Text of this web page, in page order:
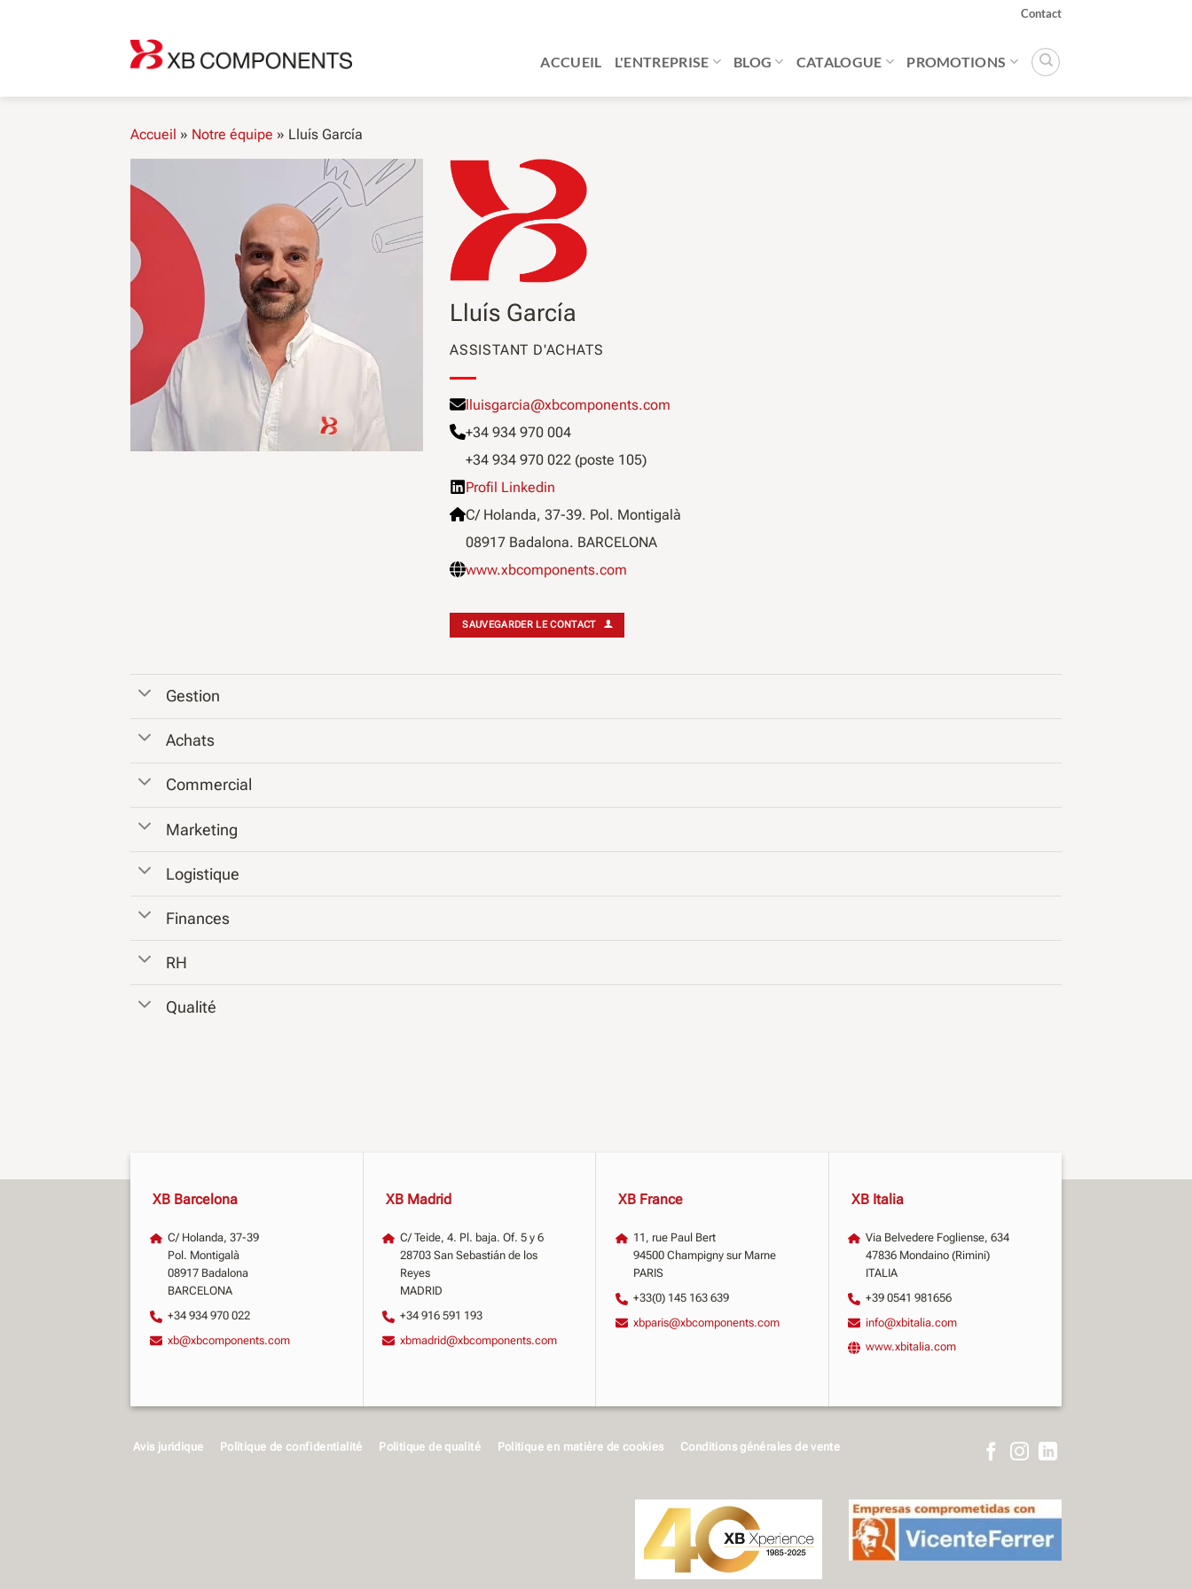
Contact
ACCUEIL L'ENTREPRISE BLOG CATALOGUE PROMOTIONS
Accueil » Notre équipe » Lluís García
Lluís García
ASSISTANT D'ACHATS
lluisgarcia@xbcomponents.com
+34 934 970 004
+34 934 970 022 (poste 105)
Profil Linkedin
C/ Holanda, 37-39. Pol. Montigalà
08917 Badalona. BARCELONA
www.xbcomponents.com
SAUVEGARDER LE CONTACT
Gestion
Achats
Commercial
Marketing
Logistique
Finances
RH
Qualité
XB Barcelona
C/ Holanda, 37-39
Pol. Montigalà
08917 Badalona
BARCELONA
+34 934 970 022
xb@xbcomponents.com
XB Madrid
C/ Teide, 4. Pl. baja. Of. 5 y 6
28703 San Sebastián de los
Reyes
MADRID
+34 916 591 193
xbmadrid@xbcomponents.com
XB France
11, rue Paul Bert
94500 Champigny sur Marne
PARIS
+33(0) 145 163 639
xbparis@xbcomponents.com
XB Italia
Via Belvedere Fogliense, 634
47836 Mondaino (Rimini)
ITALIA
+39 0541 981656
info@xbitalia.com
www.xbitalia.com
Avis juridique Politique de confidentialité Politique de qualité Politique en matière de cookies Conditions générales de vente